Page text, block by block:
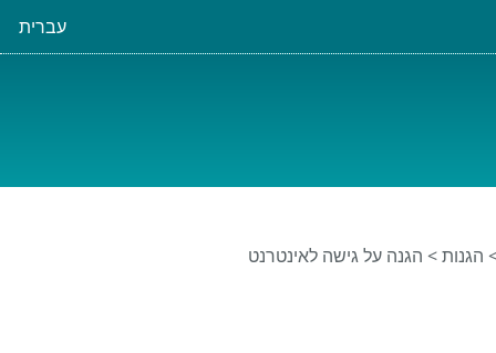
עברית
הגנות> הגנה על גישה לאינטרנט